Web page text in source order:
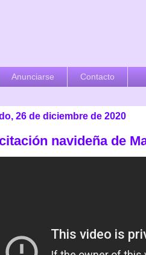
Anunciarse Contacto
26 de diciembre de 2020
navideña de